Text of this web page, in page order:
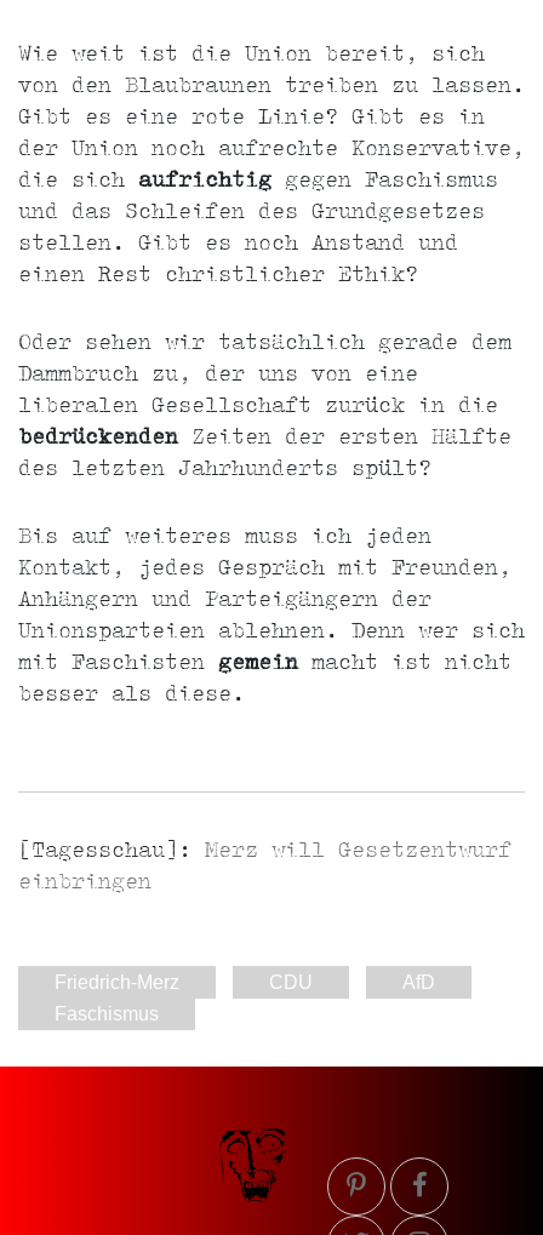
Wie weit ist die Union bereit, sich
von den Blaubraunen treiben zu lassen.
Gibt es eine rote Linie? Gibt es in
der Union noch aufrechte Konservative,
die sich aufrichtiggegen Faschismus
und das Schleifen des Grundgesetzes
stellen. Gibt es noch Anstand und
einen Rest christlicher Ethik?
Oder sehen wir tatsächlich gerade dem
Dammbruch zu, der uns von eine
liberalen Gesellschaft zurück in die
bedrückendenZeiten der ersten Hälfte
des letzten Jahrhunderts spült?
Bis auf weiteres muss ich jeden
Kontakt, jedes Gespräch mit Freunden,
Anhängern und Parteigängern der
Unionsparteien ablehnen. Denn wer sich
mit Faschisten gemeinmacht ist nicht
besser als diese.
[Tagesschau]: Merz will Gesetzentwurf
einbringen
Friedrich-Merz CDU
AfD
Faschismus